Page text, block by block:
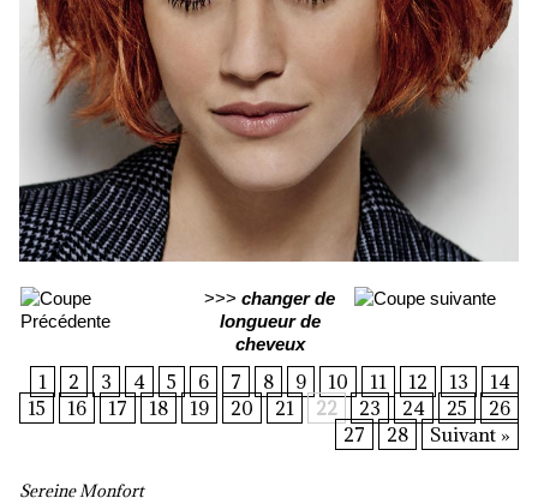
>>> changer de
longueur de
cheveux
1 2 3 4 5 6 7 8 9 10 11 12 13
14
15
16 17 18 19 20 21 22 23 24 25
26
27
28 Suivant »
Sereine Monfort